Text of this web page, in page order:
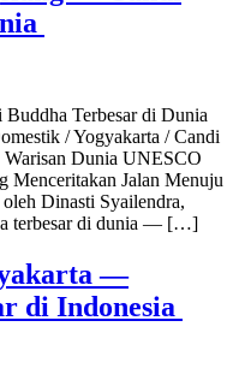
Terbesar di Dunia
/ Yogyakarta / Candi
Warisan Dunia UNESCO
Menceritakan Jalan Menuju
Dinasti Syailendra,
terbesar di dunia — […]
—
di Indonesia